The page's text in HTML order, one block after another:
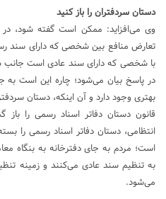
دستان سردفتران را باز کنید
وی می‌افزاید: ممکن است گفته شود، در
تعارض منافع بین شخصی که دارای سند
با شخصی که دارای سند عادی است
در پاسخ بیان می‌شود؛ چاره این است به
بهتری وجود دارد و آن اینکه، دستان
قانون دستان دفاتر اسناد رسمی را
انتظامی، دستان دفاتر اسناد رسمی را
است؛ مردم به جای دفترخانه به بنگاه
به تنظیم سند عادی می‌کنند و زمینه
می‌شود.